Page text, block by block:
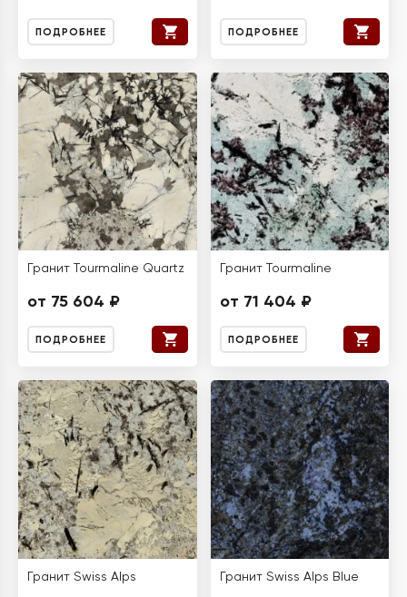
ПОДРОБНЕЕ ПОДРОБНЕЕ
Гранит Tourmaline Quartz
от 75 604 ₽
ПОДРОБНЕЕ
Гранит Tourmaline
от 71 404 ₽
ПОДРОБНЕЕ
Гранит Swiss Alps Гранит Swiss Alps Blue